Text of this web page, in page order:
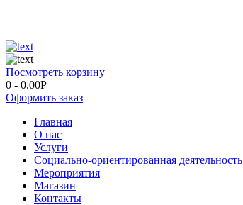
Посмотреть корзину
0 - 0.00Р
Оформить заказ
Главная
О нас
Услуги
Социально-ориентированная деятельность
Мероприятия
Магазин
Контакты